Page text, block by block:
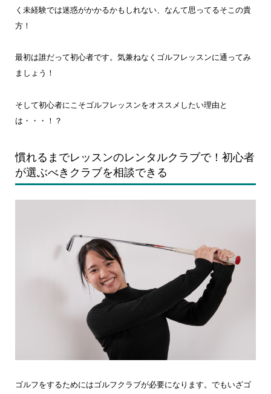
く未経験では迷惑がかかるかもしれない、なんて思ってるそこの貴
方！
最初は誰だって初心者です。気兼ねなくゴルフレッスンに通ってみ
ましょう！
そして初心者にこそゴルフレッスンをオススメしたい理由と
は・・・！？
慣れるまでレッスンのレンタルクラブで！初心者
が選ぶべきクラブを相談できる
ゴルフをするためにはゴルフクラブが必要になります。でもいざゴ